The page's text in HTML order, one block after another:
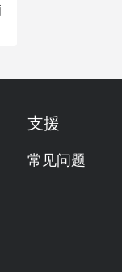
支援
常见问题